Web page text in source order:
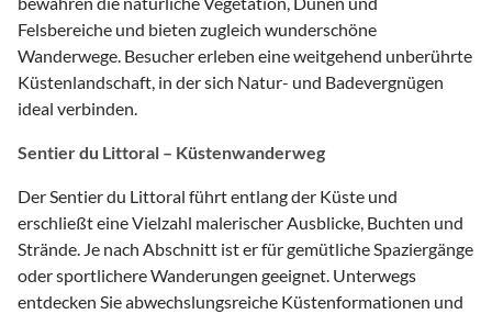
Felsbereiche und bieten zugleich wunderschöne
Wanderwege. Besucher erleben eine weitgehend unberührte
Küstenlandschaft, in der sich Natur- und Badevergnügen
ideal verbinden.
Sentier du Littoral – Küstenwanderweg
Der Sentier du Littoral führt entlang der Küste und
erschließt eine Vielzahl malerischer Ausblicke, Buchten und
Strände. Je nach Abschnitt ist er für gemütliche Spaziergänge
oder sportlichere Wanderungen geeignet. Unterwegs
entdecken Sie abwechslungsreiche Küstenformationen und